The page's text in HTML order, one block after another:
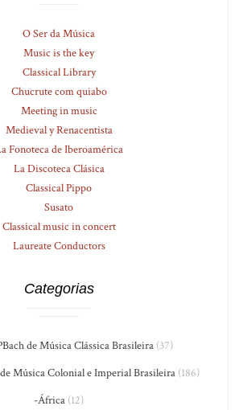
O Ser da Música
Music is the key
Classical Library
Chucrute com quiabo
Meeting in music
Medieval y Renacentista
Fonoteca de Iberoamérica
La Discoteca Clásica
Classical Pippo
Susato
Classical music in concert
Laureate Conductors
Categorias
de Música Clássica Brasileira (37)
Música Colonial e Imperial Brasileira (186)
-África (12)